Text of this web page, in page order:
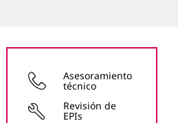
Asesoramiento
técnico
Revisión de
EPIs